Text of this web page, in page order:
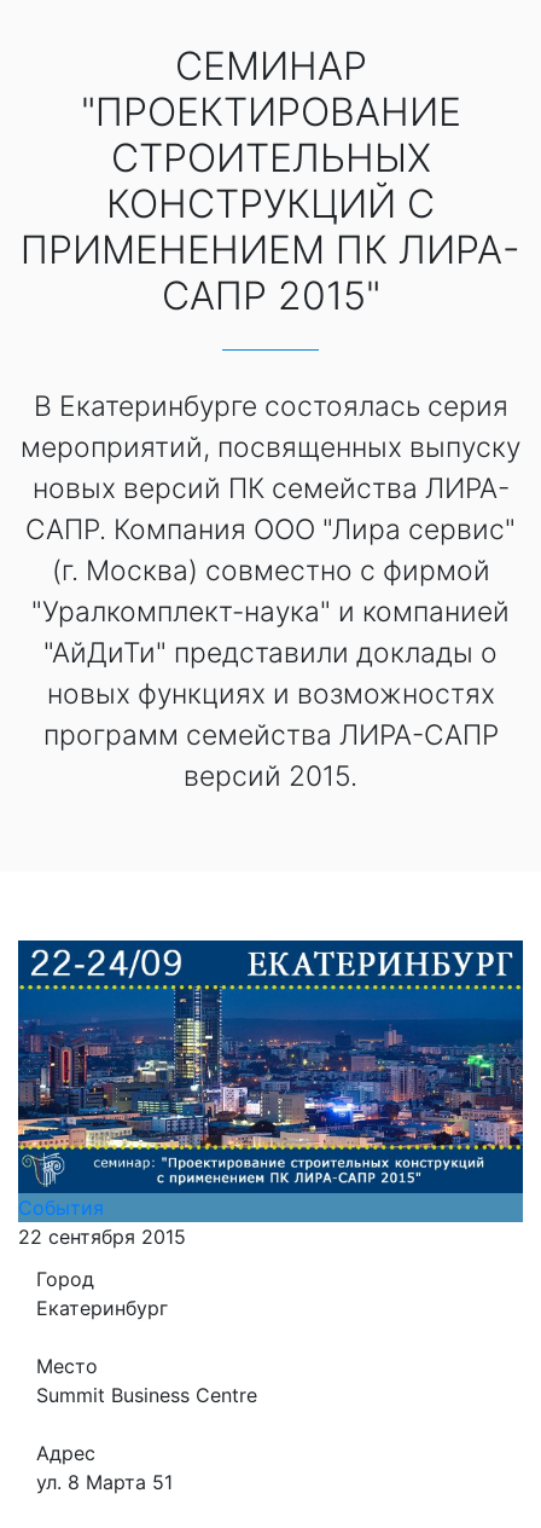
СЕМИНАР
"ПРОЕКТИРОВАНИЕ
СТРОИТЕЛЬНЫХ
КОНСТРУКЦИЙ С
ПРИМЕНЕНИЕМ ПК ЛИРА-
САПР 2015"
В Екатеринбурге состоялась серия
мероприятий, посвященных выпуску
новых версий ПК семейства ЛИРА-
САПР. Компания ООО "Лира сервис"
(г. Москва) совместно с фирмой
"Уралкомплект-наука" и компанией
"АйДиТи" представили доклады о
новых функциях и возможностях
программ семейства ЛИРА-САПР
версий 2015.
События
22 сентября 2015
Город
Екатеринбург
Место
Summit Business Centre
Адрес
ул. 8 Марта 51